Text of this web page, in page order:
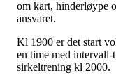
om kart, hinderløype
ansvaret.
Kl 1900 er det start
en time med
sirkeltrening kl 2000.